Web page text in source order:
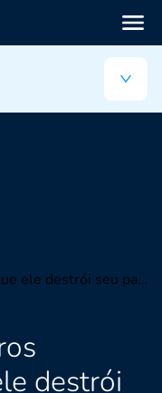
A armadilha do juros rotativo: por que ele destrói seu patrimônio
destrói